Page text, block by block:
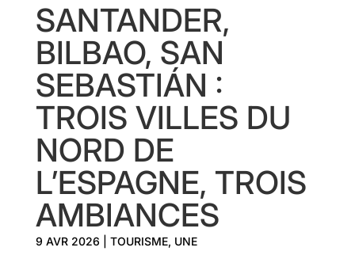
SANTANDER,
BILBAO, SAN
SEBASTIÁN :
TROIS VILLES DU
NORD DE
L’ESPAGNE, TROIS
AMBIANCES
9 AVR 2026 TOURISME, UNE